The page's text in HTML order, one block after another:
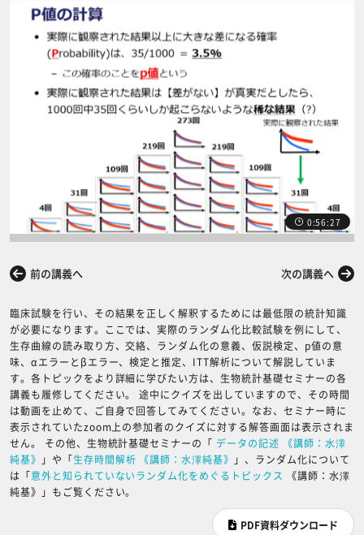
0:56:27
前の講義へ 次の講義へ
臨床試験を行い、その結果を正しく解釈するためには最低限の統計知識
が必要になります。ここでは、実際のランダム化比較試験を例にして、
生存曲線の読み取り方、交絡、ランダム化の意義、仮説検定、p値の意
味、αエラーとβエラー、検定と推定、ITT解析について解説していま
す。各トピックをより詳細に学びたい方は、生物統計基礎セミナーの各
講義も履修してください。 途中にクイズを出していますので、その時間
は動画を止めて、ご自身で回答してみてください。なお、セミナー時に
表示されていたzoom上の参加者のクイズに対する解答画面は表示されま
せん。 その他、生物統計基礎セミナーの「 データの記述 《講師：水澤
純基》 」や「生存時間解析 《講師：水澤純基》 」、ランダム化について
は「意外と知られていないランダム化をめぐるトピックス
《講師：水澤
純基》」もご覧ください。
PDF資料ダウンロード